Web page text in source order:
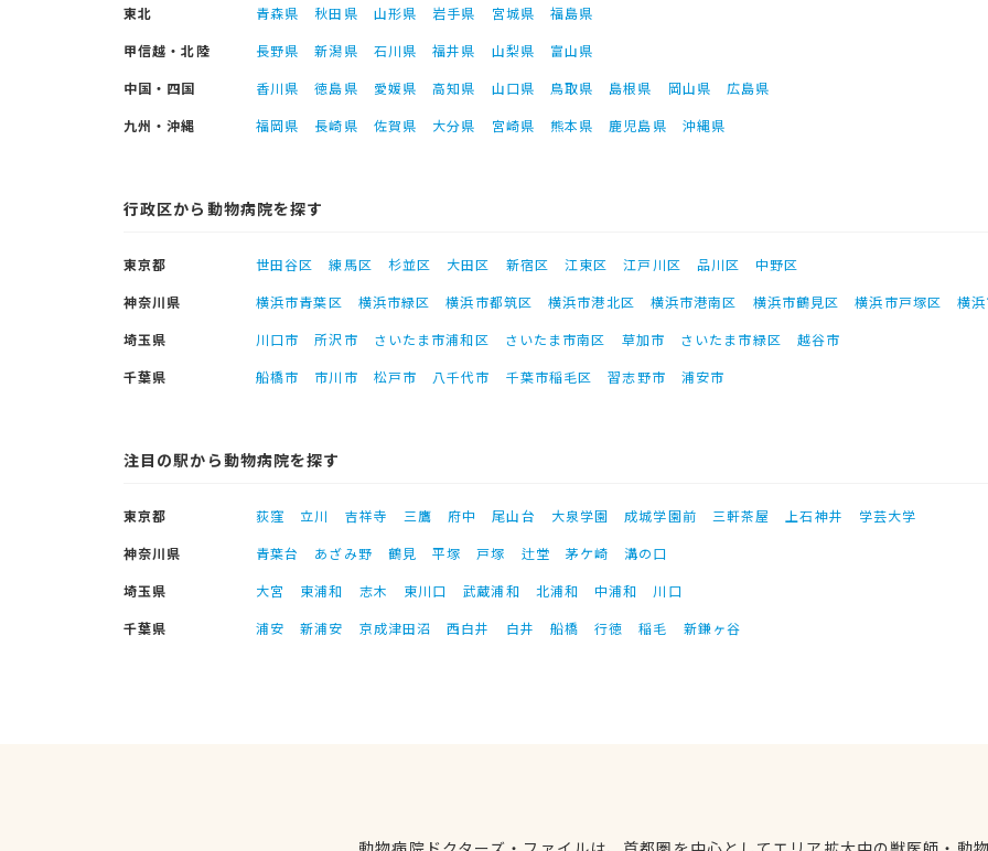
東北
青森県 秋田県 山形県 岩手県 宮城県
福島県
甲信越・北陸
長野県 新潟県 石川県 福井県 山梨県
富山県
中国・四国
香川県 徳島県 愛媛県 高知県 山口県 鳥取県 島根県 岡山県
広島県
九州・沖縄
福岡県 長崎県 佐賀県 大分県 宮崎県 熊本県 鹿児島県 沖縄県
行政区から動物病院を探す
東京都 世田谷区 練馬区 杉並区 大田区 新宿区 江東区 江戸川区 品川区
中野区
神奈川県
横浜市青葉区 横浜市緑区 横浜市都筑区 横浜市港北区 横浜市港南区 横浜市鶴見区 横浜市戸塚区
横
埼玉県
川口市 所沢市 さいたま市浦和区 さいたま市南区 草加市 さいたま市緑区
越谷市
千葉県
船橋市 市川市 松戸市 八千代市 千葉市稲毛区 習志野市 浦安市
注目の駅から動物病院を探す
東京都 荻窪 立川 吉祥寺 三鷹 府中 尾山台 大泉学園 成城学園前 三軒茶屋 上石神井
学芸大学
神奈川県
青葉台 あざみ野 鶴見 平塚 戸塚 辻堂 茅ケ崎
溝の口
埼玉県
大宮 東浦和 志木 東川口 武蔵浦和 北浦和 中浦和
川口
千葉県
浦安 新浦安 京成津田沼 西白井 白井 船橋 行徳 稲毛 新鎌ヶ谷